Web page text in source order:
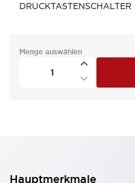
DRUCKTASTENSCHALTER
Menge auswählen
Hauptmerkmale